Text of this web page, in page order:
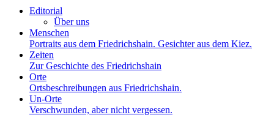
Editorial
Über uns
Menschen
Portraits aus dem Friedrichshain. Gesichter aus dem Kiez.
Zeiten
Zur Geschichte des Friedrichshain
Orte
Ortsbeschreibungen aus Friedrichshain.
Un-Orte
Verschwunden, aber nicht vergessen.